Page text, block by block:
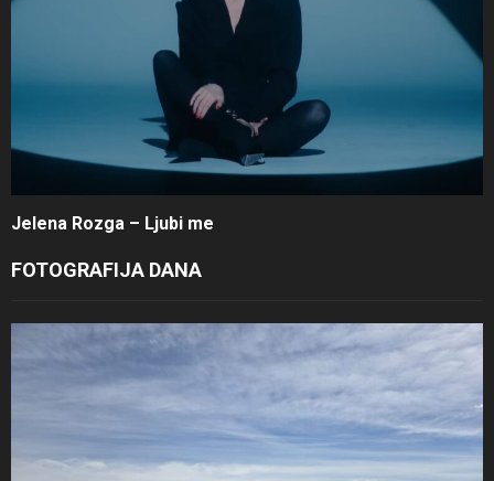
Jelena Rozga – Ljubi me
FOTOGRAFIJA DANA